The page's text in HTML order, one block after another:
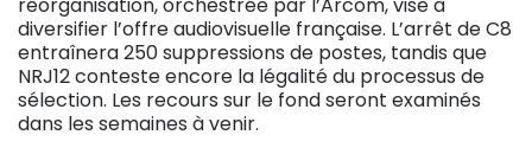
diversifier l’offre audiovisuelle française. L’arrêt de C8
entraînera 250 suppressions de postes, tandis que
NRJ12 conteste encore la légalité du processus de
sélection. Les recours sur le fond seront examinés
dans les semaines à venir.